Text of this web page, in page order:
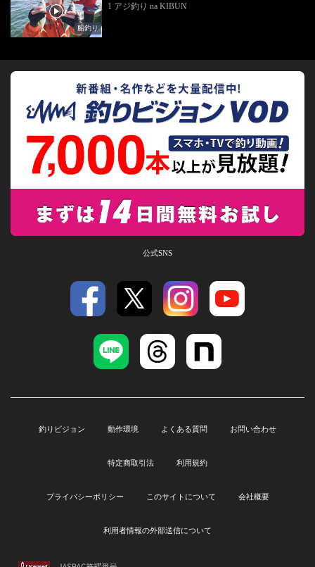
船釣り
1 アジ釣り na KIBUN
公式SNS
釣りビジョン 動作環境 よくある質問 お問い合わせ
特定商取引法 利用規約
プライバシーポリシー このサイトについて 会社概要
利用者情報の外部送信について